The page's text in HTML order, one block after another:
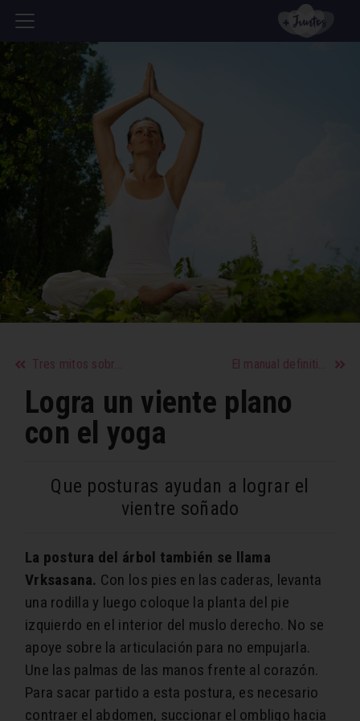
Tres mitos sobre las dietas El manual definitivo para unas cejas perfectas
Logra un viente plano
con el yoga
Que posturas ayudan a lograr el
vientre soñado
La postura del árbol también se llama
Vrksasana. Con los pies en las caderas, levanta
una rodilla y luego coloque la planta del pie
izquierdo en el interior del muslo derecho. No se
apoye sobre la articulación para no empujarla.
Une las palmas de las manos frente al corazón.
Para sacar partido a esta postura, es necesario
contraer el abdomen, succionar el ombligo hacia